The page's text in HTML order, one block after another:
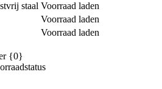
staal Voorraad laden
Voorraad laden
Voorraad laden
{0}